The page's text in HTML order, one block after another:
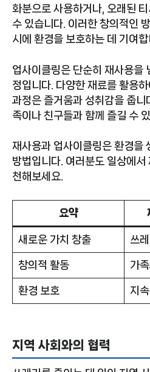
화분으로 사용하거나, 오래된
수 있습니다. 이러한 창의적인
시에 환경을 보호하는 데 기여합
업사이클링은 단순히 재사용을
정입니다. 다양한 재료를 활용
과정은 즐거움과 성취감을 줍니
족이나 친구들과 함께 즐길 수
재사용과 업사이클링은 환경을
방법입니다. 여러분도 일상에
천해보세요.
요약
새로운 가치 창출 쓰
창의적 활동 가
환경 보호 지속
지역 사회와의 협력